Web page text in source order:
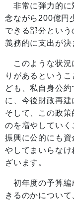
非常に弾力的に
念ながら200億円
できる部分という
義務的に支出が決
このような状況
りがあるという
ども、私自身公
に、今後財政再建
そして、この政
のを増やしてい
振興に公的にも
やしてまいらな
ざいます。
初年度の予算編
きるのかについ